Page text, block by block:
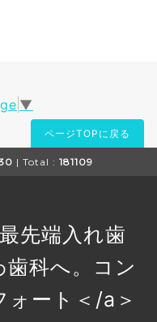
▼
ページTOPに戻る
| Total : 181109
先端入れ歯
歯科へ。コン
ォート＜/a＞